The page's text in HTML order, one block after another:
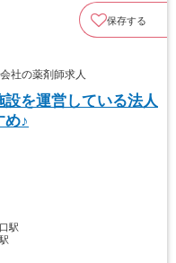
保存する
社の薬剤師求人
設を運営している法人
め♪
駅